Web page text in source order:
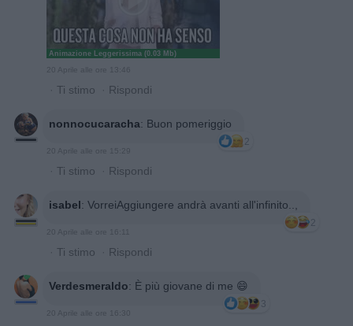
Animazione Leggerissima (0.03 Mb)
20 Aprile alle ore 13:46
· Ti stimo · Rispondi
nonnocucaracha: Buon pomeriggio
2
20 Aprile alle ore 15:29
· Ti stimo · Rispondi
isabel: VorreiAggiungere andrà avanti all'infinito..,
2
20 Aprile alle ore 16:11
· Ti stimo · Rispondi
Verdesmeraldo: È più giovane di me 😄
3
20 Aprile alle ore 16:30